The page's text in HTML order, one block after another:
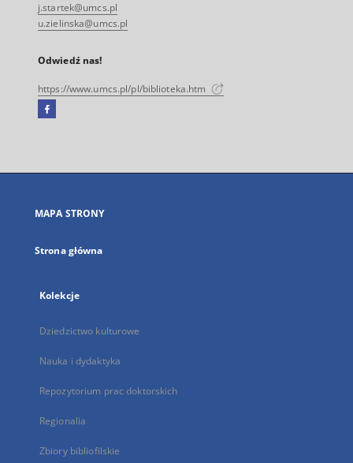
j.startek@umcs.pl
u.zielinska@umcs.pl
Odwiedź nas!
https://www.umcs.pl/pl/biblioteka.htm
Facebook
się
karcie
MAPA STRONY
Strona główna
Kolekcje
Dziedzictwo kulturowe
Nauka i dydaktyka
Repozytorium prac doktorskich
Regionalia
Zbiory bibliofilskie